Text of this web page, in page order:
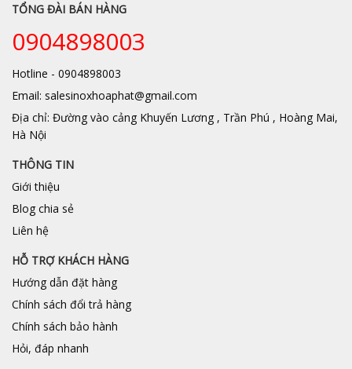
TỔNG ĐÀI BÁN HÀNG
0904898003
Hotline - 0904898003
Email: salesinoxhoaphat@gmail.com
Địa chỉ: Đường vào cảng Khuyến Lương , Trần Phú , Hoàng Mai,
Hà Nội
THÔNG TIN
Giới thiệu
Blog chia sẻ
Liên hệ
HỖ TRỢ KHÁCH HÀNG
Hướng dẫn đặt hàng
Chính sách đổi trả hàng
Chính sách bảo hành
Hỏi, đáp nhanh